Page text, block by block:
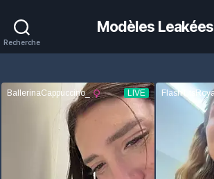
Recherche
Modèles Leakées